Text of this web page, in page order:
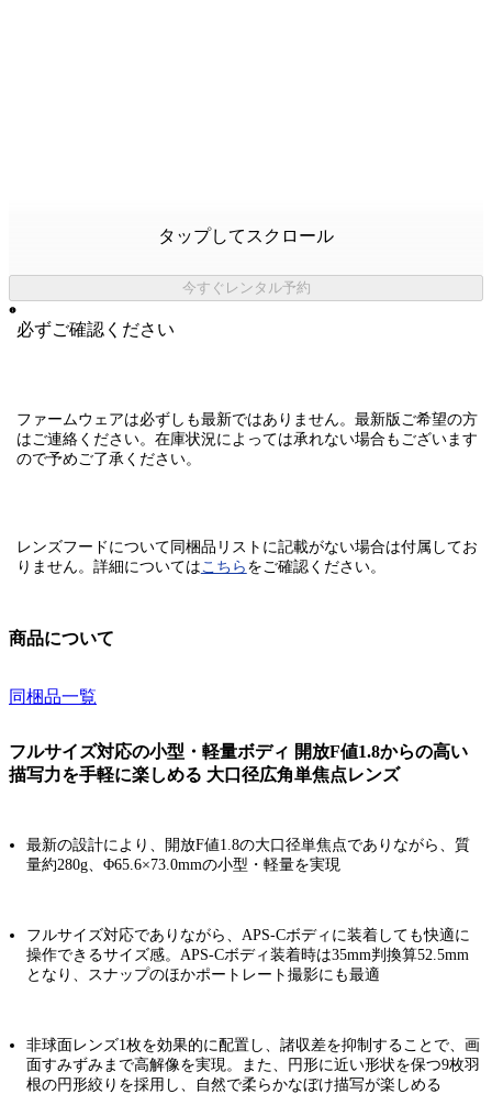
タップしてスクロール
今すぐレンタル予約
必ずご確認ください
ファームウェアは必ずしも最新ではありません。最新版ご希望の方
はご連絡ください。在庫状況によっては承れない場合もございます
ので予めご了承ください。
レンズフードについて同梱品リストに記載がない場合は付属してお
りません。 詳細についてはこちら をご確認ください。
商品について
同梱品一覧
フルサイズ対応の小型・軽量ボディ 開放F値1.8からの高い
描写力を手軽に楽しめる 大口径広角単焦点レンズ
最新の設計により、開放F値1.8の大口径単焦点でありながら、質
量約280g、Φ65.6×73.0mmの小型・軽量を実現
フルサイズ対応でありながら、APS-Cボディに装着しても快適に
操作できるサイズ感。APS-Cボディ装着時は35mm判換算52.5mm
となり、スナップのほかポートレート撮影にも最適
非球面レンズ1枚を効果的に配置し、諸収差を抑制することで、画
面すみずみまで高解像を実現。また、円形に近い形状を保つ9枚羽
根の円形絞りを採用し、自然で柔らかなぼけ描写が楽しめる